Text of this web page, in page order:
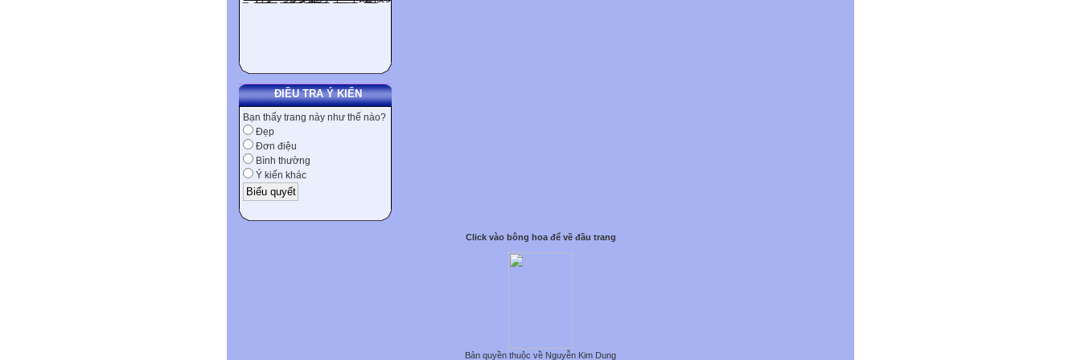
ĐIỀU TRA Ý KIẾN
Bạn thấy trang này như thế nào?
Đẹp
Đơn điệu
Bình thường
Ý kiến khác
Click vào bông hoa để về đầu trang
Bản quyền thuộc về Nguyễn Kim Dung